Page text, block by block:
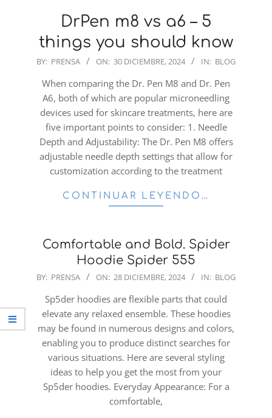
DrPen m8 vs a6 – 5
things you should know
2024-
30
BY: PRENSA ON: 30 DICIEMBRE, 2024 IN: BLOG
When comparing the Dr. Pen M8 and Dr. Pen
A6, both of which are popular microneedling
devices used for skincare treatments, here are
five important points to consider: 1. Needle
Depth and Adjustability: The Dr. Pen M8 offers
adjustable needle depth settings that allow for
customization according to the treatment
CONTINUAR LEYENDO…
Comfortable and Bold. Spider
Hoodie Spider 555
2024-
28
BY: PRENSA ON: 28 DICIEMBRE, 2024 IN: BLOG
Sp5der hoodies are flexible parts that could
elevate any relaxed ensemble. These hoodies
may be found in numerous designs and colors,
enabling you to produce distinct searches for
various situations. Here are several styling
ideas to help you get the most from your
Sp5der hoodies. Everyday Appearance: For a
comfortable,